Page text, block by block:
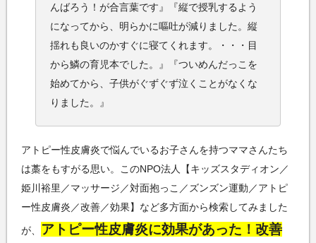
んばろう！が合言葉です』『縦で授乳するよう
になってから、明らかに嘔吐が減りました。縦
揺れも良いのかすぐに寝てくれます。・・・目
から鱗の育児本でした。』『ついめんだっこを
始めてから、子供がぐずぐず泣くことがなくな
りました。』
アトピー性皮膚炎で悩んでいるお子さんを持つママさんたち
は藁をもすがる思い。このNPO法人【キッズスタディオン／
姫川裕里／マッサージ／対面抱っこ／ズンズン運動／アトピ
ー性皮膚炎／改善／効果】など多方面から検索してみました
が、 アトピー性皮膚炎に効果があった！改善